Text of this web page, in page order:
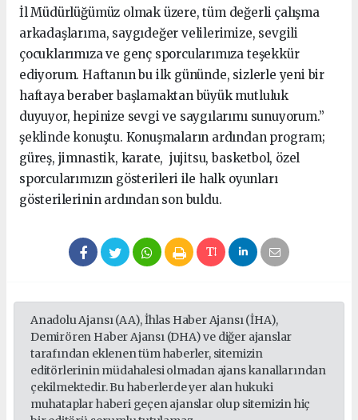
İl Müdürlüğümüz olmak üzere, tüm değerli çalışma
arkadaşlarıma, saygıdeğer velilerimize, sevgili
çocuklarımıza ve genç sporcularımıza teşekkür
ediyorum. Haftanın bu ilk gününde, sizlerle yeni bir
haftaya beraber başlamaktan büyük mutluluk
duyuyor, hepinize sevgi ve saygılarımı sunuyorum.”
şeklinde konuştu. Konuşmaların ardından program;
güreş, jimnastik, karate, jujitsu, basketbol, özel
sporcularımızın gösterileri ile halk oyunları
gösterilerinin ardından son buldu.
Anadolu Ajansı (AA), İhlas Haber Ajansı (İHA),
Demirören Haber Ajansı (DHA) ve diğer ajanslar
tarafından eklenen tüm haberler, sitemizin
editörlerinin müdahalesi olmadan ajans kanallarından
çekilmektedir. Bu haberlerde yer alan hukuki
muhataplar haberi geçen ajanslar olup sitemizin hiç